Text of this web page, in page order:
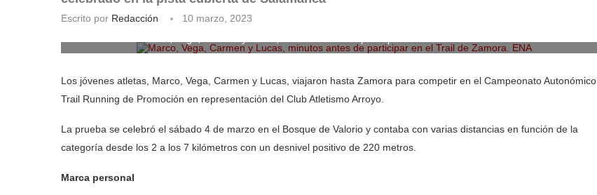
Escrito por Redacción
10 marzo, 2023
Los jóvenes atletas, Marco, Vega, Carmen y Lucas, viajaron hasta Zamora para competir en el Campeonato Autonómico
Trail Running de Promoción en representación del Club Atletismo Arroyo.
La prueba se celebró el sábado 4 de marzo en el Bosque de Valorio y contaba con varias distancias en función de la
categoría desde los 2 a los 7 kilómetros con un desnivel positivo de 220 metros.
Marca personal